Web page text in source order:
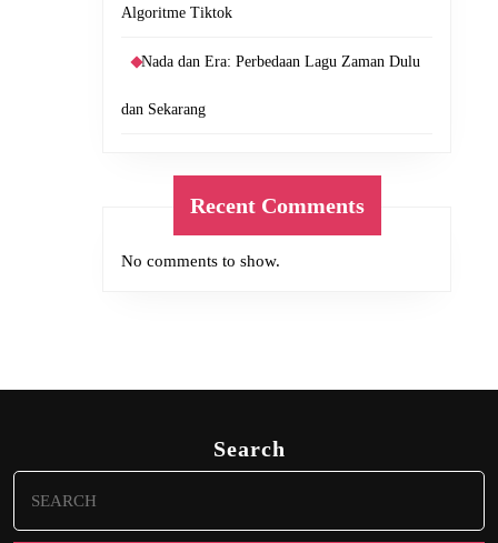
Algoritme Tiktok
Nada dan Era: Perbedaan Lagu Zaman Dulu
dan Sekarang
Recent Comments
No comments to show.
Search
Search
for: